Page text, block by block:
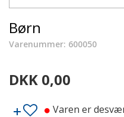
Børn
Varenummer: 600050
DKK 0,00
Varen er